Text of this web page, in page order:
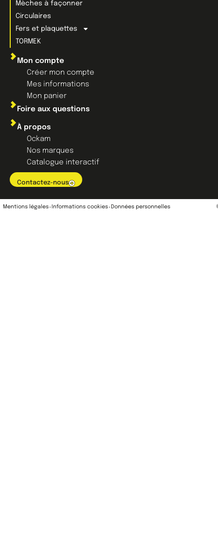
À propos
Ockam
Nos marques
Catalogue interactif
Contactez-nous
Mèches à façonner
Circulaires
Fers et plaquettes
TORMEK
Mon compte
Créer mon compte
Mes informations
Mon panier
Foire aux questions
Mentions légales Informations cookies Données personnelles